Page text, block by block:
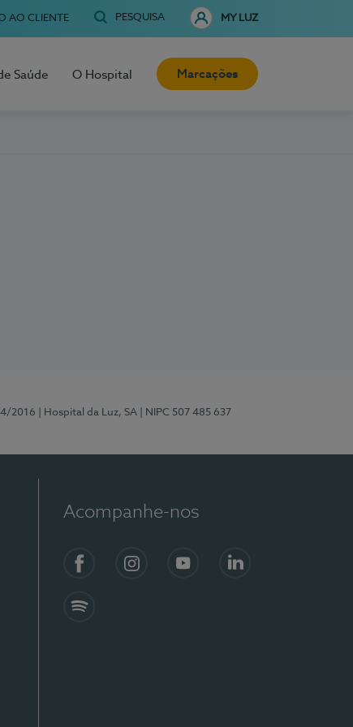
AO CLIENTE PESQUISA MY LUZ
Saúde O Hospital Marcações
2016 | Hospital da Luz, SA | NIPC 507 485 637
Acompanhe-nos